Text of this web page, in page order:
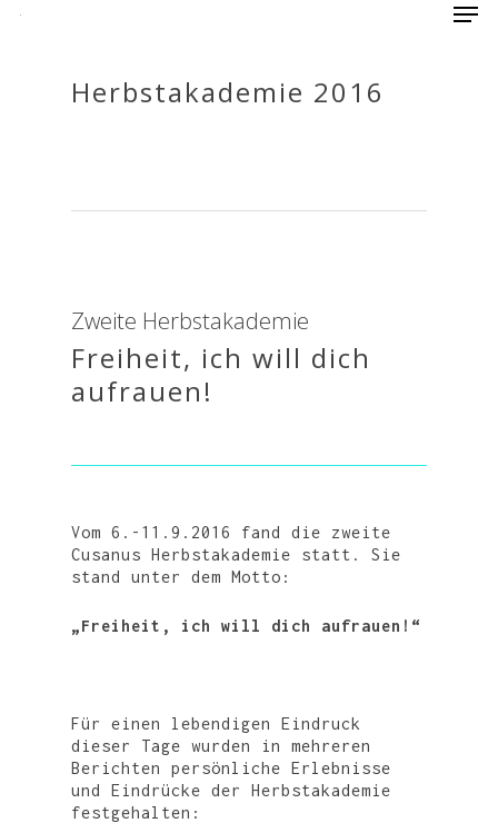
Herbstakademie 2016
Zweite Herbstakademie
Freiheit, ich will dich
aufrauen!
Vom 6.-11.9.2016 fand die zweite
Cusanus Herbstakademie statt. Sie
stand unter dem Motto:
„Freiheit, ich will dich aufrauen!“
Für einen lebendigen Eindruck
dieser Tage wurden in mehreren
Berichten persönliche Erlebnisse
und Eindrücke der Herbstakademie
festgehalten: